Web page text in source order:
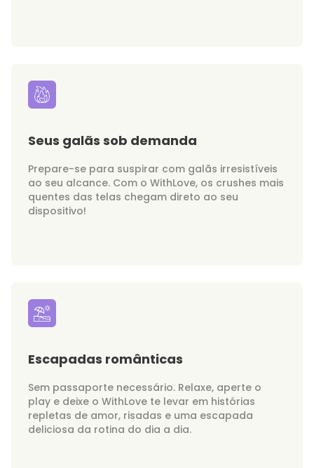
Seus galãs sob demanda
Prepare-se para suspirar com galãs irresistíveis
ao seu alcance. Com o WithLove, os crushes mais
quentes das telas chegam direto ao seu
dispositivo!
Escapadas românticas
Sem passaporte necessário. Relaxe, aperte o
play e deixe o WithLove te levar em histórias
repletas de amor, risadas e uma escapada
deliciosa da rotina do dia a dia.